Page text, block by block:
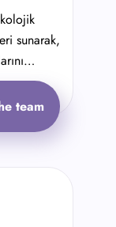
sunarak,
team